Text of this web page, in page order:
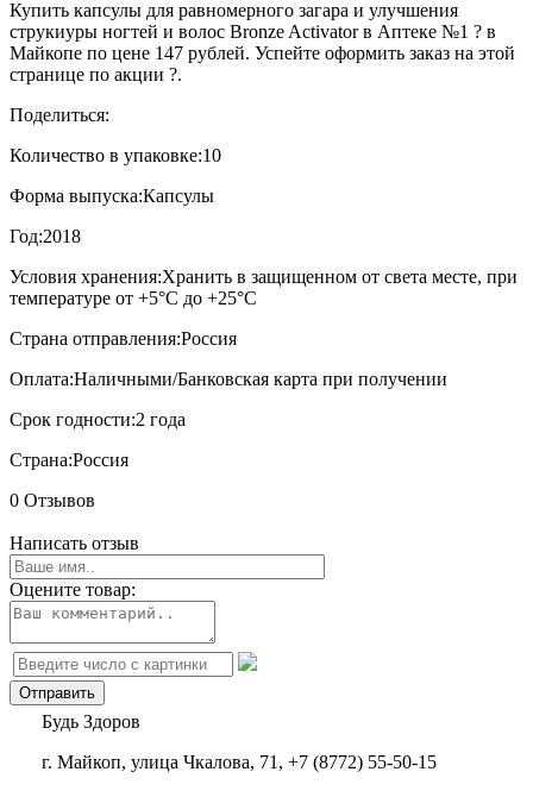
Купить капсулы для равномерного загара и улучшения
струкиуры ногтей и волос Bronze Activator в Аптеке №1 ? в
Майкопе по цене 147 рублей. Успейте оформить заказ на этой
странице по акции ?.
Поделиться:
Количество в упаковке:10
Форма выпуска:Капсулы
Год:2018
Условия хранения:Хранить в защищенном от света месте, при
температуре от +5°С до +25°С
Страна отправления:Россия
Оплата:Наличными/Банковская карта при получении
Срок годности:2 года
Страна:Россия
0 Отзывов
Написать отзыв
Оцените товар:
Будь Здоров
г. Майкоп, улица Чкалова, 71, +7 (8772) 55-50-15